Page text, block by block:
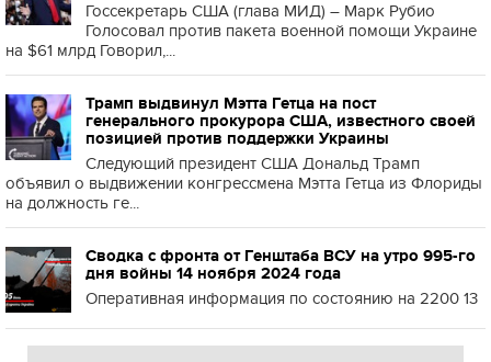
Госсекретарь США (глава МИД) – Марк Рубио
Голосовал против пакета военной помощи Украине
на $61 млрд Говорил,...
Трамп выдвинул Мэтта Гетца на пост
генерального прокурора США, известного своей
позицией против поддержки Украины
Следующий президент США Дональд Трамп
объявил о выдвижении конгрессмена Мэтта Гетца из Флориды
на должность ге...
Сводка с фронта от Генштаба ВСУ на утро 995-го
дня войны 14 ноября 2024 года
Оперативная информация по состоянию на 2200 13